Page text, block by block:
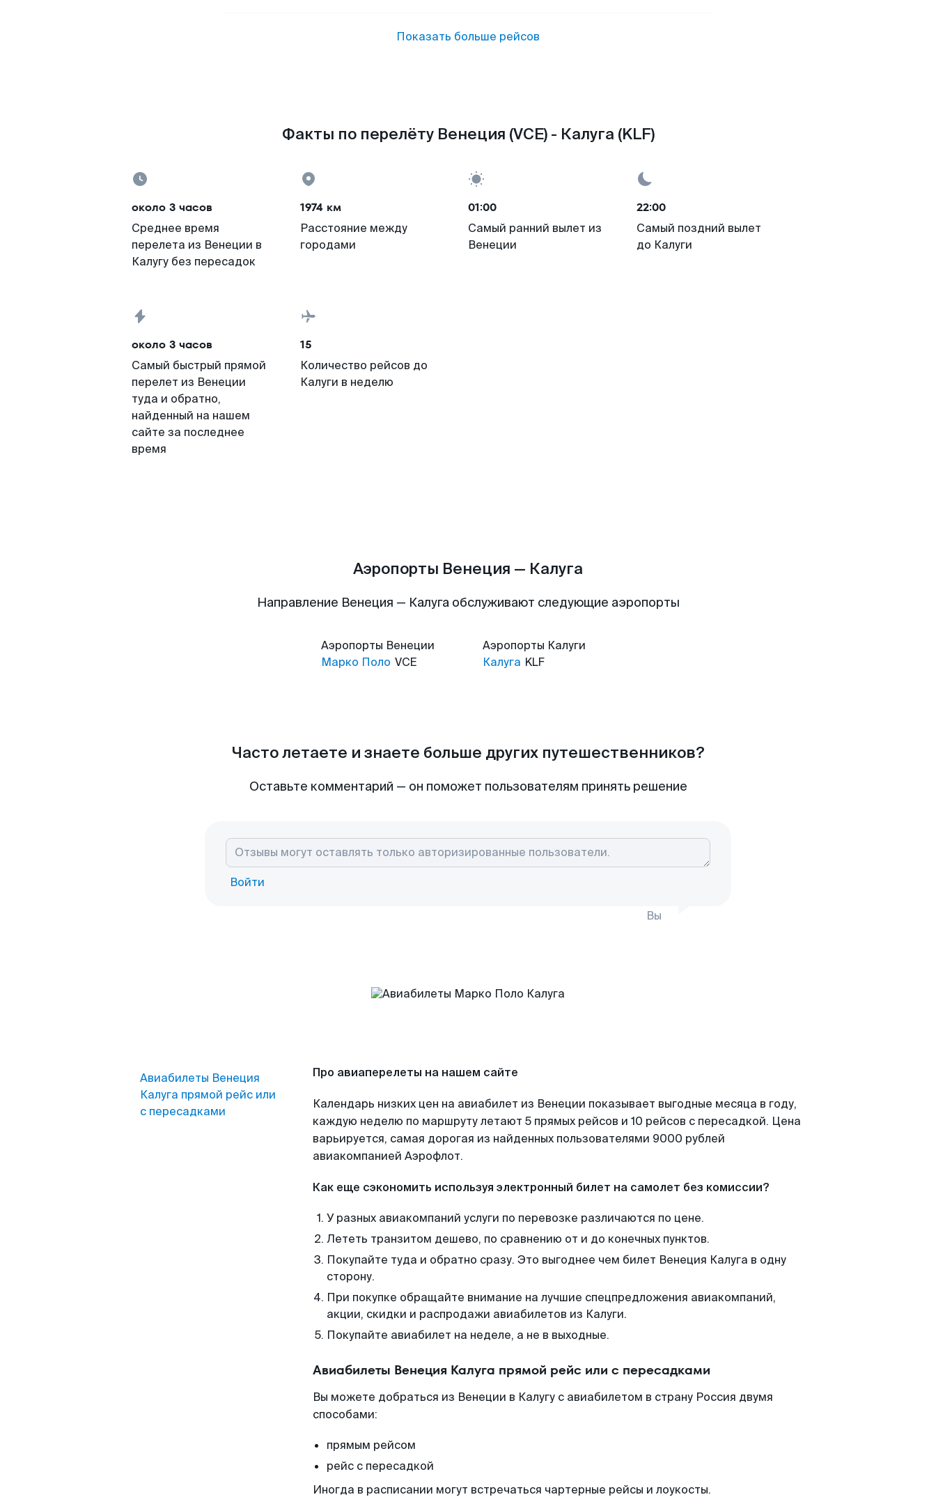
Показать больше рейсов
Факты по перелёту Венеция (VCE) - Калуга (KLF)
около 3 часов
Среднее время
перелета из Венеции в
Калугу без пересадок
1974 км
Расстояние между
городами
01:00
Самый ранний вылет из
Венеции
22:00
Самый поздний вылет
до Калуги
около 3 часов
Самый быстрый прямой
перелет из Венеции
туда и обратно,
найденный на нашем
сайте за последнее
время
15
Количество рейсов до
Калуги в неделю
Аэропорты Венеция — Калуга
Направление Венеция — Калуга обслуживают следующие аэропорты
Аэропорты Венеции
Марко Поло VCE
Аэропорты Калуги
Калуга KLF
Часто летаете и знаете больше других путешественников?
Оставьте комментарий — он поможет пользователям принять решение
Войти
Вы
Авиабилеты Венеция
Калуга прямой рейс или
с пересадками
Про авиаперелеты на нашем сайте
Календарь низких цен на авиабилет из Венеции показывает выгодные месяца в году,
каждую неделю по маршруту летают 5 прямых рейсов и 10 рейсов с пересадкой. Цена
варьируется, самая дорогая из найденных пользователями 9000 рублей
авиакомпанией Аэрофлот.
Как еще сэкономить используя электронный билет на самолет без комиссии?
У разных авиакомпаний услуги по перевозке различаются по цене.
Лететь транзитом дешево, по сравнению от и до конечных пунктов.
Покупайте туда и обратно сразу. Это выгоднее чем билет Венеция Калуга в одну
сторону.
При покупке обращайте внимание на лучшие спецпредложения авиакомпаний,
акции, скидки и распродажи авиабилетов из Калуги.
Покупайте авиабилет на неделе, а не в выходные.
Авиабилеты Венеция Калуга прямой рейс или с пересадками
Вы можете добраться из Венеции в Калугу с авиабилетом в страну Россия двумя
способами:
прямым рейсом
рейс с пересадкой
Иногда в расписании могут встречаться чартерные рейсы и лоукосты.